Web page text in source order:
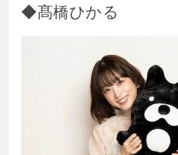
◆髙橋ひかる